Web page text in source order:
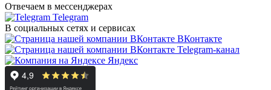
Отвечаем в мессенджерах
Telegram
В социальных сетях и сервисах
ВКонтакте
Telegram-канал
Яндекс